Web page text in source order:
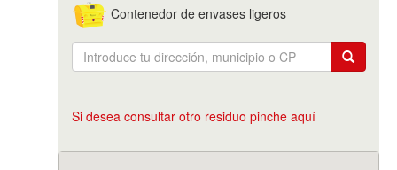
Contenedor de envases ligeros
Si desea consultar otro residuo pinche aquí